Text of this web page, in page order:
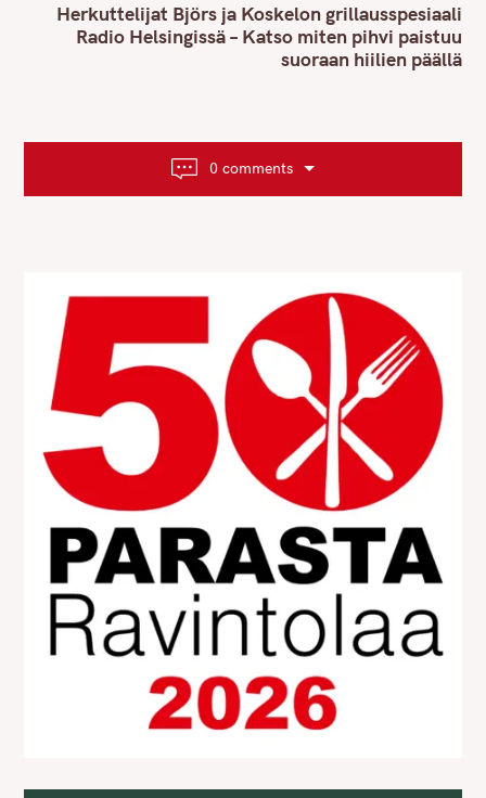
g
t
Herkuttelijat Björs ja Koskelon grillausspesiaali
Radio Helsingissä – Katso miten pihvi paistuu
suoraan hiilien päällä
0 comments